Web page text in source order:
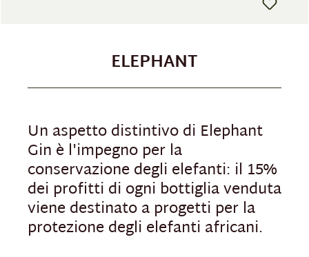
ELEPHANT
Un aspetto distintivo di Elephant
Gin è l'impegno per la
conservazione degli elefanti: il 15%
dei profitti di ogni bottiglia venduta
viene destinato a progetti per la
protezione degli elefanti africani.